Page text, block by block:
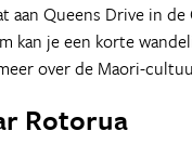
Queens Drive in
kan je een korte
over de Maori-
Rotorua